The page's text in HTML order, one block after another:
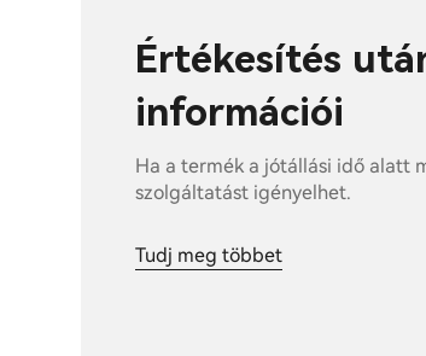
Értékesítés
információi
Ha a termék a jótállási idő alatt
szolgáltatást igényelhet.
Tudj meg többet